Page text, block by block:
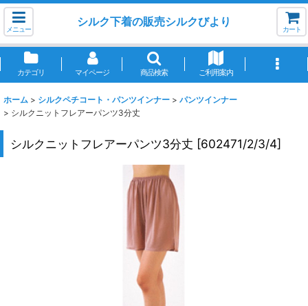
メニュー
シルク下着の販売シルクびより
カート
カテゴリ マイページ 商品検索 ご利用案内
ホーム > シルクペチコート・パンツインナー > パンツインナー
> シルクニットフレアーパンツ3分丈
シルクニットフレアーパンツ3分丈 [602471/2/3/4]